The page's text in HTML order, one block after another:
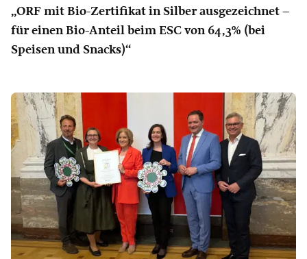
„ORF mit Bio-Zertifikat in Silber ausgezeichnet –
für einen Bio-Anteil beim ESC von 64,3% (bei
Speisen und Snacks)“